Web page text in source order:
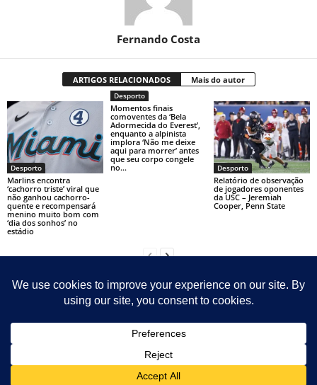
Fernando Costa
ARTIGOS RELACIONADOS Mais do autor
Desporto
Marlins encontra
‘cachorro triste’ viral que
não ganhou cachorro-
quente e recompensará
menino muito bom com
‘dia dos sonhos’ no
estádio
Desporto
Momentos finais
comoventes da ‘Bela
Adormecida do Everest’,
enquanto a alpinista
implora ‘Não me deixe
aqui para morrer’ antes
que seu corpo congele
no...
Desporto
Relatório de observação
de jogadores oponentes
da USC – Jeremiah
Cooper, Penn State
Contact Sitemap
Sobre Nosotras